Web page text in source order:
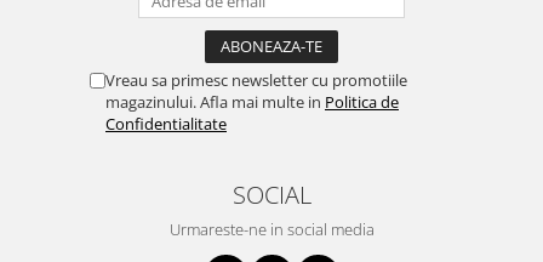
Vreau sa primesc newsletter cu promotiile
magazinului. Afla mai multe in Politica de
Confidentialitate
SOCIAL
Urmareste-ne in social media